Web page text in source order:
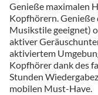
Genieße maximalen
Kopfhörern. Genieße
Musikstile geeignet)
aktiver
aktiviertem
Kopfhörer dank des
Stunden
mobilen Must-Have.